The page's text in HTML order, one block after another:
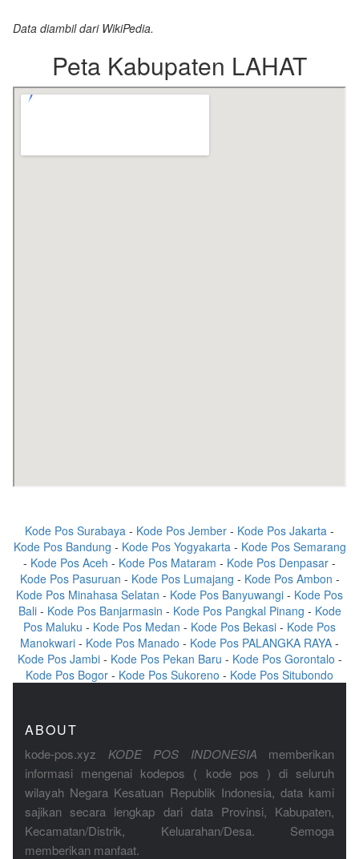
Data diambil dari WikiPedia.
Peta Kabupaten LAHAT
Kode Pos Surabaya - Kode Pos Jember - Kode Pos Jakarta -
Kode Pos Bandung - Kode Pos Yogyakarta- Kode Pos Semarang
- Kode Pos Aceh - Kode Pos Mataram - Kode Pos Denpasar -
Kode Pos Pasuruan - Kode Pos Lumajang - Kode Pos Ambon -
Kode Pos Minahasa Selatan - Kode Pos Banyuwangi - Kode Pos
Bali- Kode Pos Banjarmasin - Kode Pos Pangkal Pinang - Kode
Pos Maluku - Kode Pos Medan - Kode Pos Bekasi - Kode Pos
Manokwari - Kode Pos Manado - Kode Pos PALANGKA RAYA -
Kode Pos Jambi- Kode Pos Pekan Baru - Kode Pos Gorontalo -
Kode Pos Bogor - Kode Pos Sukoreno - Kode Pos Situbondo
ABOUT
kode-pos.xyz KODE POS INDONESIA memberikan
informasi mengenai kodepos ( kode pos ) di seluruh
wilayah Negara Kesatuan Republik Indonesia, data kami
sajikan secara lengkap dari data Provinsi, Kabupaten,
Kecamatan/Distrik, Keluarahan/Desa. Semoga
memberikan manfaat.